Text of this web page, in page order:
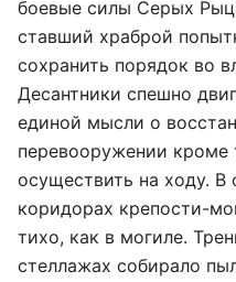
боевые силы Серых
ставший храброй
сохранить порядок во
Десантники спешно
единой мысли о
перевооружении кроме
осуществить на ходу. В
коридорах крепости-
тихо, как в могиле.
стеллажах собирало